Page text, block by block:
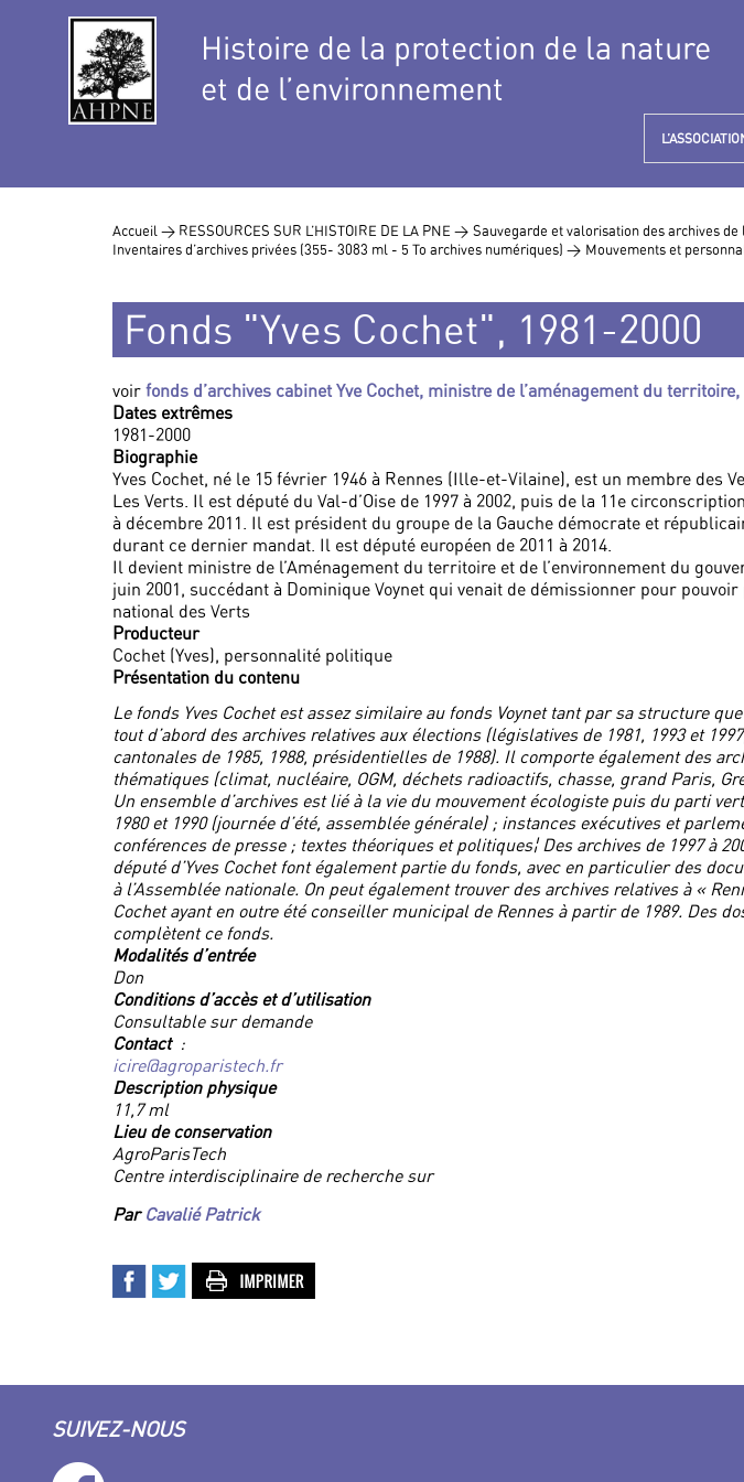
Histoire de la protection de la nature
et de l’environnement
Accueil > RESSOURCES SUR L’HISTOIRE DE LA PNE > Sauvegarde et valorisation des archives
Inventaires d’archives privées (355- 3083 ml - 5 To archives numériques) > Mouvements et
Fonds "Yves Cochet", 1981-2000
voir fonds d’archives cabinet Yve Cochet, ministre de l’aménagement du territoire,
Dates extrêmes
1981-2000
Biographie
Yves Cochet, né le 15 février 1946 à Rennes (Ille-et-Vilaine), est un membre des
Les Verts. Il est député du Val-d’Oise de 1997 à 2002, puis de la 11e
à décembre 2011. Il est président du groupe de la Gauche démocrate et
durant ce dernier mandat. Il est député européen de 2011 à 2014.
Il devient ministre de l’Aménagement du territoire et de l’environnement du
juin 2001, succédant à Dominique Voynet qui venait de démissionner pour
national des Verts
Producteur
Cochet (Yves), personnalité politique
Présentation du contenu
Le fonds Yves Cochet est assez similaire au fonds Voynet tant par sa structure
tout d’abord des archives relatives aux élections (législatives de 1981, 1993 et
cantonales de 1985, 1988, présidentielles de 1988). Il comporte également des
thématiques (climat, nucléaire, OGM, déchets radioactifs, chasse, grand Paris,
Un ensemble d’archives est lié à la vie du mouvement écologiste puis du parti
1980 et 1990 (journée d’été, assemblée générale) ; instances exécutives et
conférences de presse ; textes théoriques et politiques¦ Des archives de 1997 à
député d’Yves Cochet font également partie du fonds, avec en particulier des
à l’Assemblée nationale. On peut également trouver des archives relatives à «
Cochet ayant en outre été conseiller municipal de Rennes à partir de 1989. Des
complètent ce fonds.
Modalités d’entrée
Don
Conditions d’accès et d’utilisation
Consultable sur demande
Contact :
icire@agroparistech.fr
Description physique
11,7 ml
Lieu de conservation
AgroParisTech
Centre interdisciplinaire de recherche sur
Par Cavalié Patrick
SUIVEZ-NOUS